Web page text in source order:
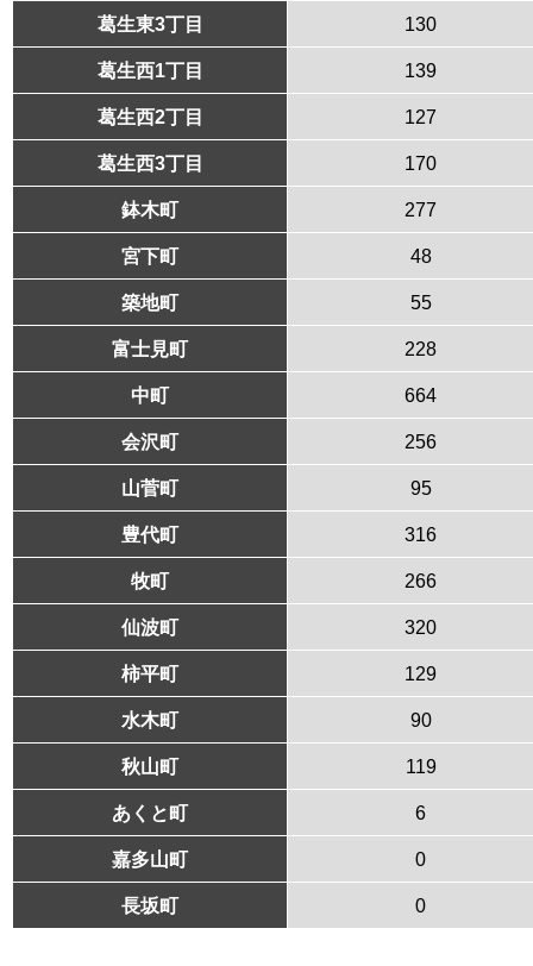
葛生東3丁目 130
葛生西1丁目 139
葛生西2丁目 127
葛生西3丁目 170
鉢木町 277
宮下町 48
築地町 55
富士見町 228
中町 664
会沢町 256
山菅町 95
豊代町 316
牧町 266
仙波町 320
柿平町 129
水木町 90
秋山町 119
あくと町 6
嘉多山町 0
長坂町 0